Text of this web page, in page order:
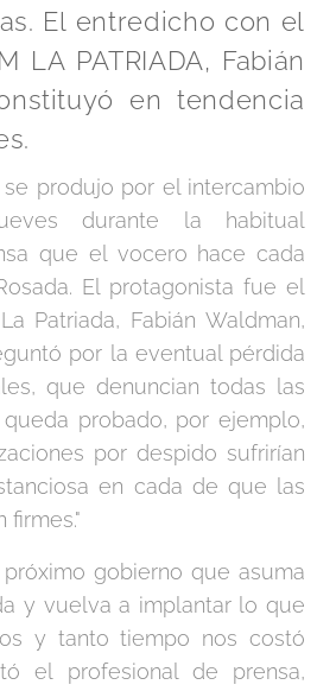
El entredicho con el
LA PATRIADA, Fabián
en tendencia
produjo por el intercambio
durante la habitual
que el vocero hace cada
El protagonista fue el
Patriada, Fabián Waldman,
por la eventual pérdida
que denuncian todas las
probado, por ejemplo,
por despido sufrirían
en cada de que las
firmes."
gobierno que asuma
y vuelva a implantar lo que
y tanto tiempo nos costó
el profesional de prensa,